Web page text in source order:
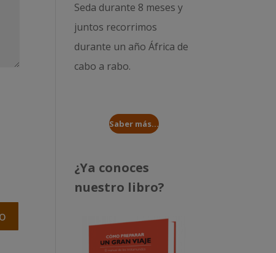
Seda durante 8 meses y
juntos recorrimos
durante un añoÁfrica de
cabo a rabo.
Saber más...
¿Ya conoces
nuestro libro?